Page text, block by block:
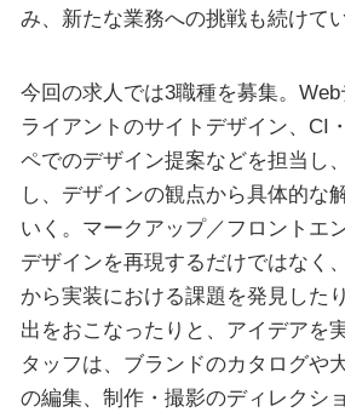
み、新たな業務への挑戦も続けてい
今回の求人では3職種を募集。
ライアントのサイトデザイン、CI
ペでのデザイン提案などを担当し
し、デザインの観点から具体的な
いく。マークアップ／フロントエ
デザインを再現するだけではなく
から実装における課題を発見した
出をおこなったりと、アイデアを
タッフは、ブランドのカタログや
の編集、制作・撮影のディレクシ